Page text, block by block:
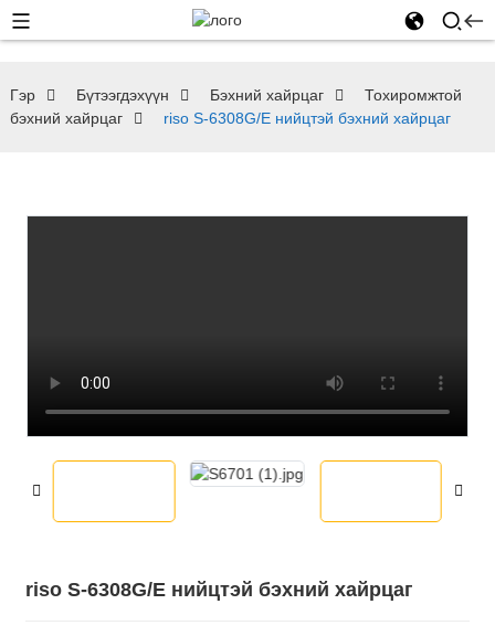
Гэр Бүтээгдэхүүн Бэхний хайрцаг
Тохиромжтой
бэхний хайрцаг
riso S-6308G/E нийцтэй бэхний хайрцаг
riso S-6308G/E нийцтэй бэхний хайрцаг